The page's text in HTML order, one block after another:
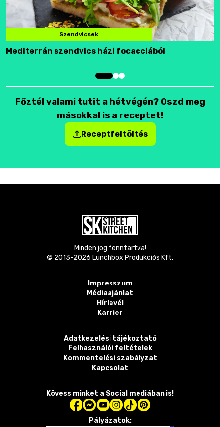
Szendvicsek
Mediterrán szendvics házi focacciából
Főztél valami tutit a hétvégén? Oszd meg
másokkal is a receptet!
Receptfeltöltés
Minden jog fenntartva!
© 2013-2026 Lunchbox Produkciós Kft.
Impresszum
Médiaajánlat
Hírlevél
Karrier
Adatkezelési tájékoztató
Felhasználói feltételek
Kommentelési szabályzat
Kapcsolat
Kövess minket a Social mediában is!
Pályázatok: